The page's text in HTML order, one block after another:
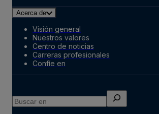
Acerca de
Visión general
Nuestros valores
Centro de noticias
Carreras profesionales
Confíe en
Buscar
en